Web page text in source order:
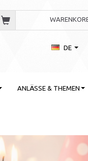
DE
ANLÄSSE & THEMEN